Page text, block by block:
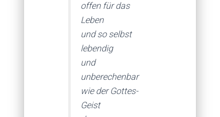
offen für das
Leben
und so selbst
lebendig
und
unberechenbar
wie der Gottes-
Geist